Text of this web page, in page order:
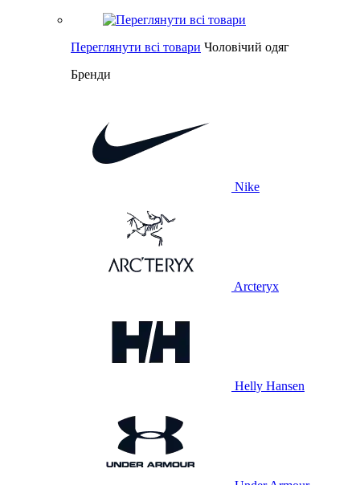
Переглянути всі товари Чоловічий одяг
Бренди
Nike
Arcteryx
Helly Hansen